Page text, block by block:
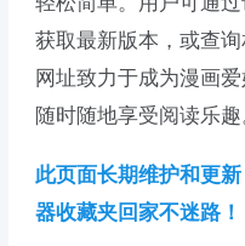
获取最新版本，或查
网址致力于成为漫画
随时随地享受阅读乐趣
此页面长期维护和更
器收藏夹回家不迷路！